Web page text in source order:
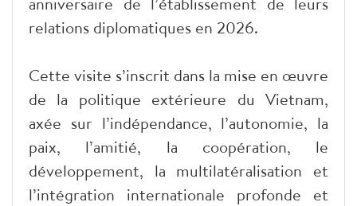
relations diplomatiques en 2026.
Cette visite s’inscrit dans la mise en œuvre
de la politique extérieure du Vietnam,
axée sur l’indépendance, l’autonomie, la
paix, l’amitié, la coopération, le
développement, la multilatéralisation et
l’intégration internationale profonde et